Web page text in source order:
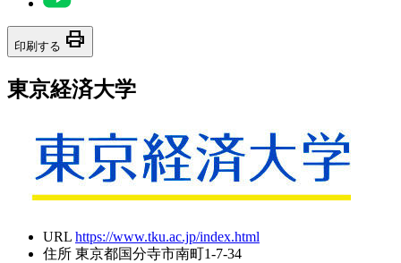
印刷する print
東京経済大学
URL https://www.tku.ac.jp/index.html
住所 東京都国分寺市南町1-7-34